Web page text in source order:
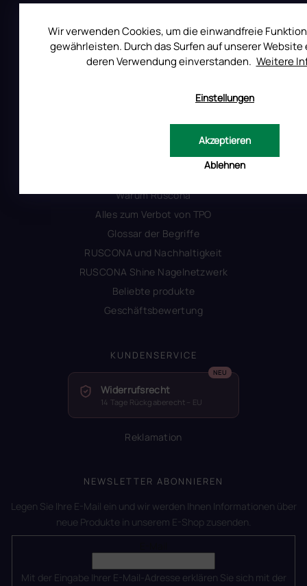
Wir verwenden Cookies, um die einwandfreie
gewährleisten. Durch das Surfen auf unserer Website
deren Verwendung einverstanden. Weitere
Einstellungen
Ablehnen
Akzeptieren
Uber RUSCONA
Versandkosten
Allgemeine Geschäftsbedingungen
Warum Ruscona
Alles zum Verbot von TPO
Glossar der Begriffe
RUSCONA und Nachhaltigkeit
RUSCONA Shine Nagelnetzwerk
Beliebte produkte
Geschäftsbewertung
KUNDENSERVICE
Widerrufsrecht
14 Tage Rückgaberecht – EU
Reklamation
NEWSLETTER ABONNIEREN
Legen Sie Ihre E-Mail ein und wir werden Ihnen Informationen über
neue Produkte in unserem E-Shop zusenden.
Mit der Eingabe Ihrer E-Mail-Adresse erklären Sie sich mit der